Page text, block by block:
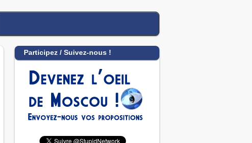
Participez / Suivez-nous !